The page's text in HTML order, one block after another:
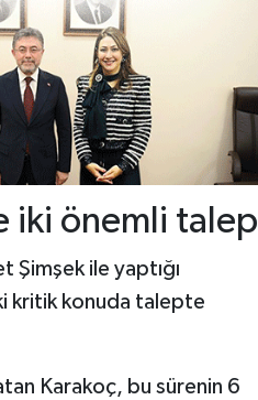
iki önemli talep
Şimşek ile yaptığı
kritik konuda talepte
Karakoç, bu sürenin 6